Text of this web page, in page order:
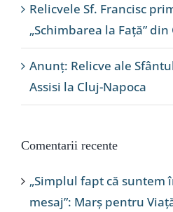
Relicvele Sf. Francisc
„Schimbarea la Față” din
Anunț: Relicve ale
Assisi la Cluj-Napoca
Comentarii recente
„Simplul fapt că
mesaj”: Marș pentru